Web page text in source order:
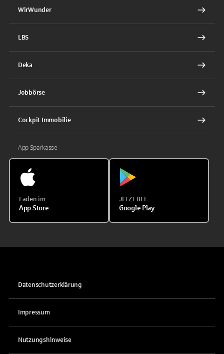
WirWunder
LBS
Deka
Jobbörse
Cockpit Immobilie
App Sparkasse
Laden im
App Store
JETZT BEI
Google Play
Datenschutzerklärung
Impressum
Nutzungshinweise